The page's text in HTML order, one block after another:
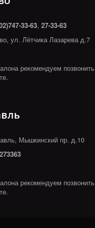
33-63, 27-33-63
, ул. Лётчика Лазарева д.7
рекомендуем
, Мышкинский пр. д.10
рекомендуем